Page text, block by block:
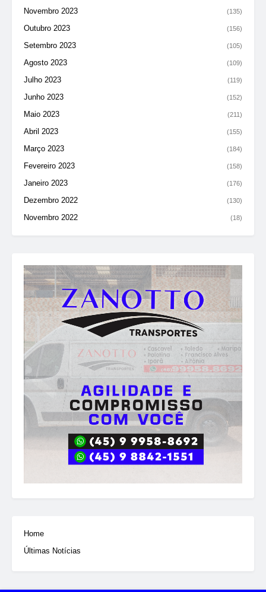
Novembro 2023 (135)
Outubro 2023 (156)
Setembro 2023 (105)
Agosto 2023 (109)
Julho 2023 (119)
Junho 2023 (152)
Maio 2023 (211)
Abril 2023 (155)
Março 2023 (184)
Fevereiro 2023 (158)
Janeiro 2023 (176)
Dezembro 2022 (130)
Novembro 2022 (18)
Home
Últimas Notícias